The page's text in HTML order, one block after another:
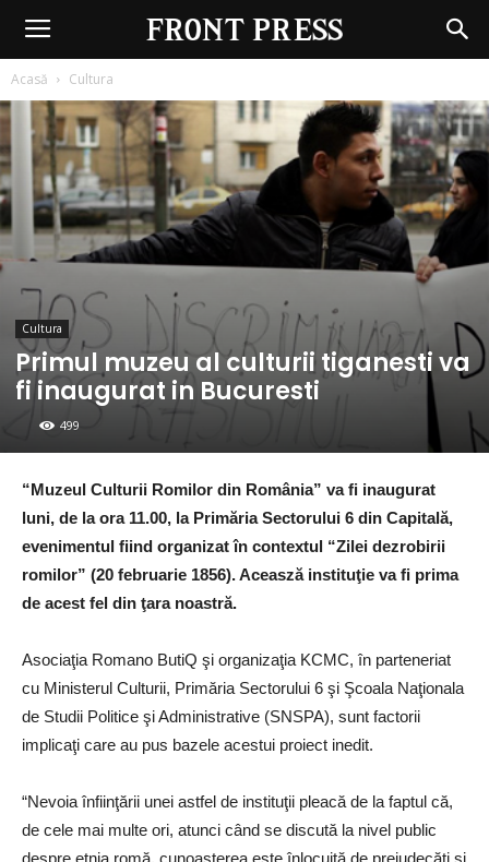
Front
Press
Acasă Cultura
Cultura
Primul muzeu al culturii tiganesti va
fi inaugurat in Bucuresti
499
“Muzeul Culturii Romilor din România” va fi inaugurat
luni, de la ora 11.00, la Primăria Sectorului 6 din Capitală,
evenimentul fiind organizat în contextul “Zilei dezrobirii
romilor” (20 februarie 1856). Aceasză instituţie va fi prima
de acest fel din ţara noastră.
Asociaţia Romano ButiQ şi organizaţia KCMC, în parteneriat
cu Ministerul Culturii, Primăria Sectorului 6 şi Şcoala Naţionala
de Studii Politice şi Administrative (SNSPA), sunt factorii
implicaţi care au pus bazele acestui proiect inedit.
“Nevoia înfiinţării unei astfel de instituţii pleacă de la faptul că,
de cele mai multe ori, atunci când se discută la nivel public
despre etnia romă, cunoaşterea este înlocuită de prejudecăţi şi